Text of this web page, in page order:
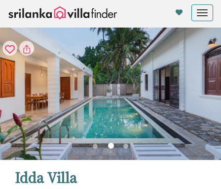
Idda Villa
Vos paramètres de cookies